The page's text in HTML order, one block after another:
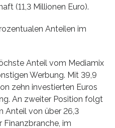
(11,3 Millionen Euro).
Anteilen im
Anteil vom Mediamix
Werbung. Mit 39,9
zehn investierten Euros
An zweiter Position folgt
Anteil von über 26,3
Finanzbranche, im